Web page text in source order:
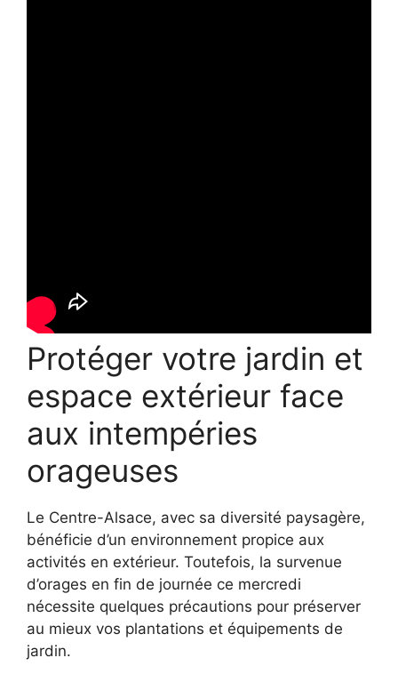
Protéger votre jardin et
espace extérieur face
aux intempéries
orageuses
Le Centre-Alsace, avec sa diversité paysagère,
bénéficie d’un environnement propice aux
activités en extérieur. Toutefois, la survenue
d’orages en fin de journée ce mercredi
nécessite quelques précautions pour préserver
au mieux vos plantations et équipements de
jardin.